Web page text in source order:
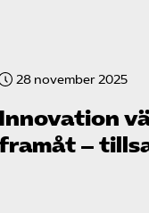
28 november 2025
Innovation
–